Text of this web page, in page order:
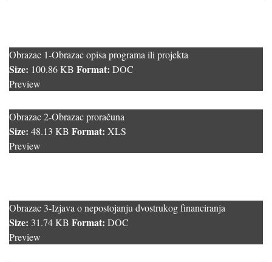
Obrazac 1-Obrazac opisa programa ili projekta
Size: 100.86 KB Format: DOC
Preview
Obrazac 2-Obrazac proračuna
Size: 48.13 KB Format: XLS
Preview
Obrazac 3-Izjava o nepostojanju dvostrukog financiranja
Size: 31.74 KB Format: DOC
Preview